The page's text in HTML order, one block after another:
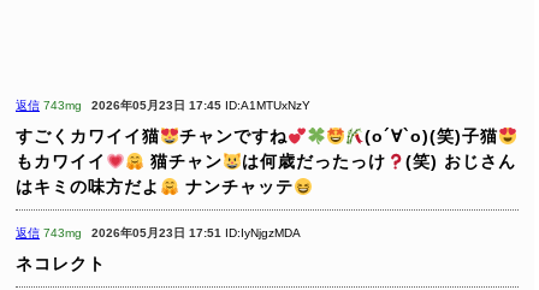
返信 743mg 2026年05月23日 17:45 ID:A1MTUxNzY
すごくカワイイ猫 チャンですね
(о´∀`о)(笑)子猫
もカワイイ
猫チャン は何歳だったっけ
(笑) おじさん
はキミの味方だよ
ナンチャッテ
返信 743mg 2026年05月23日 17:51 ID:IyNjgzMDA
ネコレクト